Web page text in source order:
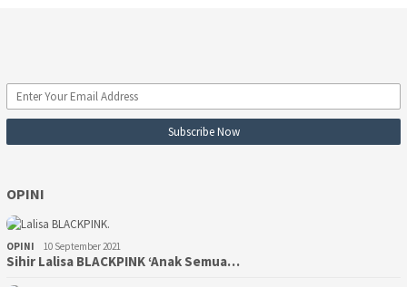
OPINI
OPINI 10 September 2021
Sihir Lalisa BLACKPINK ‘Anak Semua…